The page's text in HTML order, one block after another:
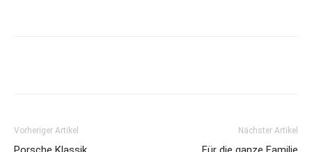
Vorheriger Artikel Nächster Artikel